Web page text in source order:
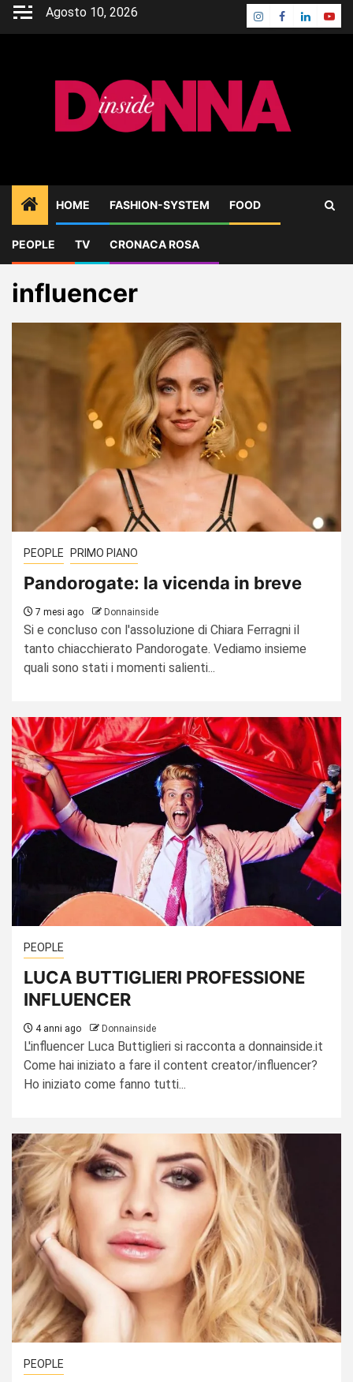
Skip
Agosto 10, 2026 Instagram
Facebook
Linkedin
HOME FASHION-SYSTEM FOOD
PEOPLE TV CRONACA ROSA
Home Blog influencer
influencer
PEOPLE PRIMO PIANO
Pandorogate: la vicenda in breve
7 mesi ago Donnainside
Si e concluso con l'assoluzione di Chiara Ferragni il
tanto chiacchierato Pandorogate. Vediamo insieme
quali sono stati i momenti salienti...
PEOPLE
LUCA BUTTIGLIERI PROFESSIONE
INFLUENCER
4 anni ago Donnainside
L'influencer Luca Buttiglieri si racconta a donnainside.it
Come hai iniziato a fare il content creator/influencer?
Ho iniziato come fanno tutti...
PEOPLE